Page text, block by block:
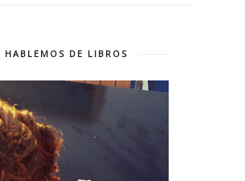
HABLEMOS DE LIBROS